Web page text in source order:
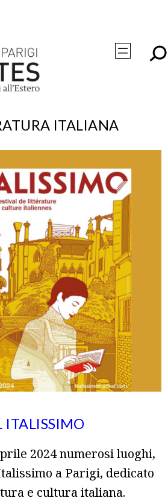
ITALIANA
ITALISSIMO
2024 numerosi luoghi,
a Parigi, dedicato
e cultura italiana.